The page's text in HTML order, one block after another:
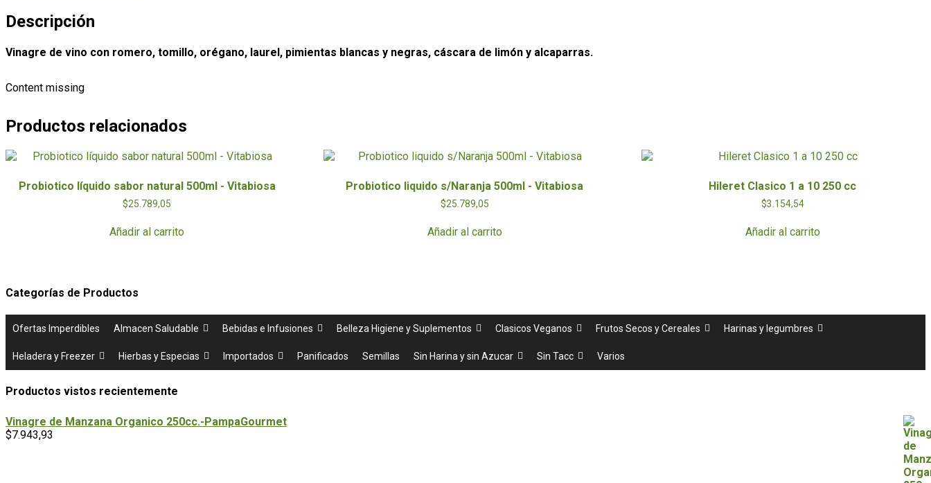
Descripción
Vinagre de vino con romero, tomillo, orégano, laurel, pimientas blancas y negras, cáscara de limón y alcaparras.
Content missing
Productos relacionados
Probiotico líquido sabor natural 500ml - Vitabiosa
$25.789,05
Añadir al carrito
Probiotico liquido s/Naranja 500ml - Vitabiosa
$25.789,05
Añadir al carrito
Hileret Clasico 1 a 10 250 cc
$3.154,54
Añadir al carrito
Categorías de Productos
Ofertas Imperdibles Almacen Saludable Bebidas e Infusiones Belleza Higiene y Suplementos Clasicos Veganos Frutos Secos y Cereales Harinas y legumbres
Heladera y Freezer Hierbas y Especias Importados Panificados Semillas Sin Harina y sin Azucar Sin Tacc Varios
Productos vistos recientemente
Vinagre de Manzana Organico 250cc.-PampaGourmet
$7.943,93